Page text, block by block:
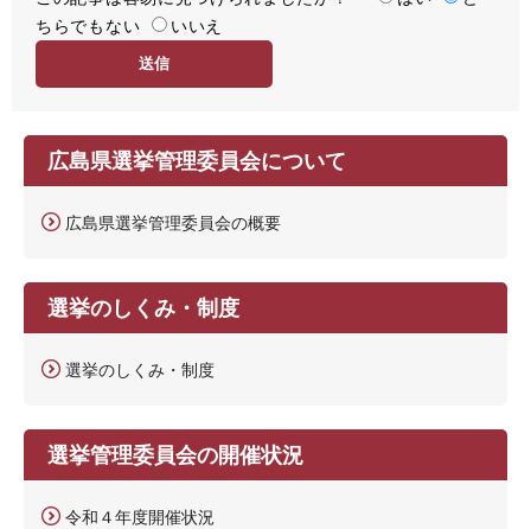
易
ちらでもない
いいえ
広島県選挙管理委員会について
広島県選挙管理委員会の概要
選挙のしくみ・制度
選挙のしくみ・制度
選挙管理委員会の開催状況
令和４年度開催状況